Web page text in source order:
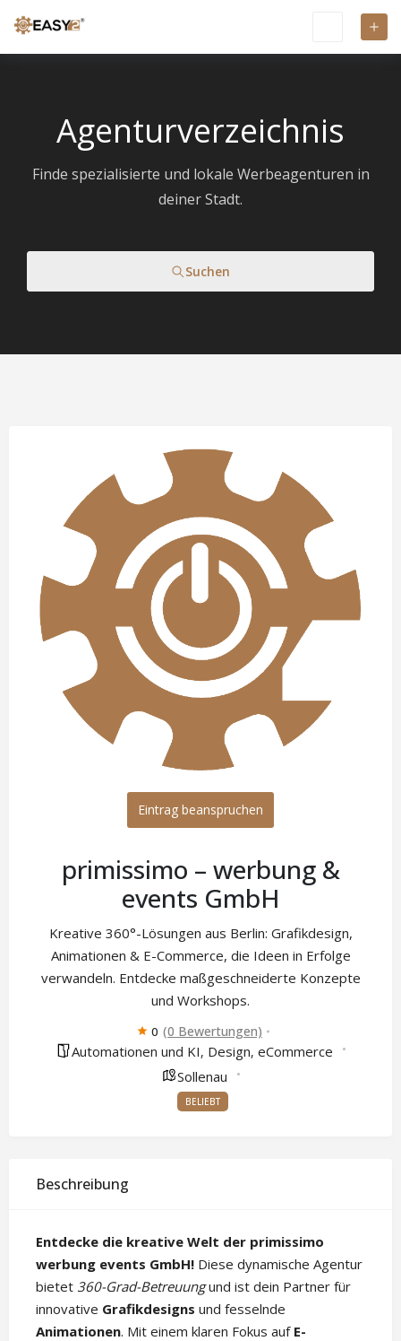
Agenturverzeichnis
Finde spezialisierte und lokale Werbeagenturen in
deiner Stadt.
Suchen
Eintrag beanspruchen
primissimo – werbung &
events GmbH
Kreative 360°-Lösungen aus Berlin: Grafikdesign,
Animationen & E-Commerce, die Ideen in Erfolge
verwandeln. Entdecke maßgeschneiderte Konzepte
und Workshops.
0 (0 Bewertungen)
Automationen und KI, Design, eCommerce
Sollenau
BELIEBT
Beschreibung
Entdecke die kreative Welt der primissimo
werbung events GmbH! Diese dynamische Agentur
bietet 360-Grad-Betreuungund ist dein Partner für
innovative Grafikdesigns und fesselnde
Animationen. Mit einem klaren Fokus auf E-